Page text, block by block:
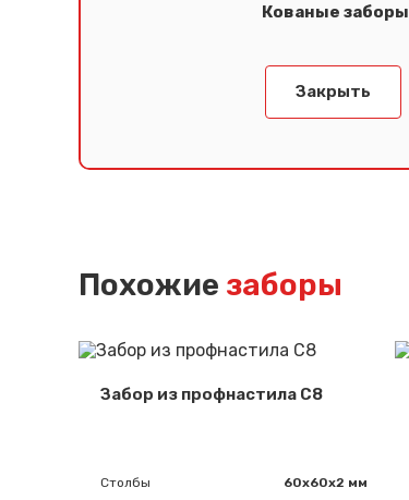
Кованые заборы
Закрыть
Похожие заборы
Забор из профнастила С8
Столбы
60х60х2 мм